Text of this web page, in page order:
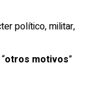
político, militar,
otros motivos”